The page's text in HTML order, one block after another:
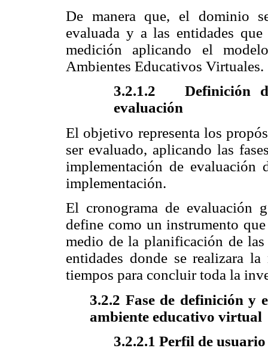
De manera que, el dominio
evaluada y a las entidades
medición aplicando el
Ambientes Educativos Virtuales.
3.2.1.2
Definición
evaluación
El objetivo representa los
ser evaluado, aplicando las
implementación de
implementación.
El cronograma de evaluación
define como un instrumento
medio de la planificación de las
entidades donde se realizara
tiempos para concluir toda la
3.2.2 Fase de definición y
ambiente educativo virtual
3.2.2.1 Perfil de usuario